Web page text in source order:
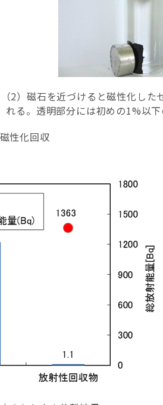
（2）磁石を近づけると磁性化し
れる。透明部分には初めの1%以下
性化回収